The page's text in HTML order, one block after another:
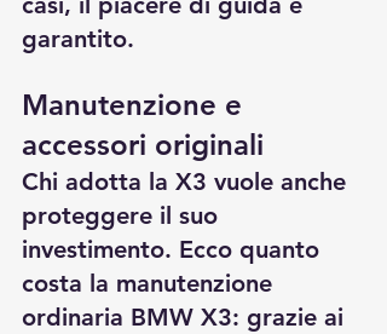
garantito.
Manutenzione e
accessori originali
Chi adotta la X3 vuole anche
proteggere il suo
investimento. Ecco quanto
costa la manutenzione
ordinaria BMW X3: grazie ai